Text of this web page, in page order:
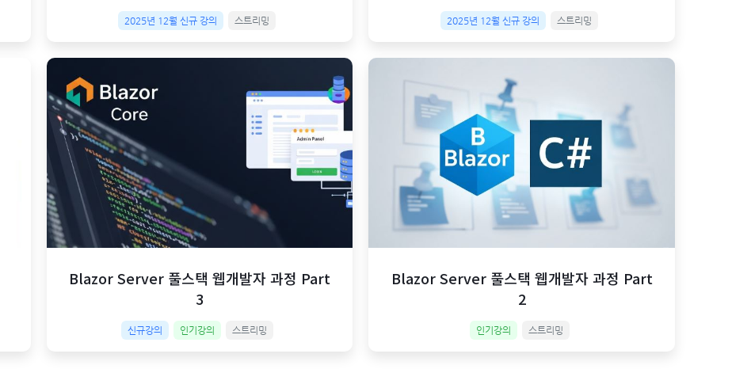
2025년 12월 신규 강의 스트리밍 2025년 12월 신규 강의 스트리밍
Blazor Server 풀스택 웹개발자 과정 Part
3
신규강의 인기강의 스트리밍
Blazor Server 풀스택 웹개발자 과정 Part
2
인기강의 스트리밍